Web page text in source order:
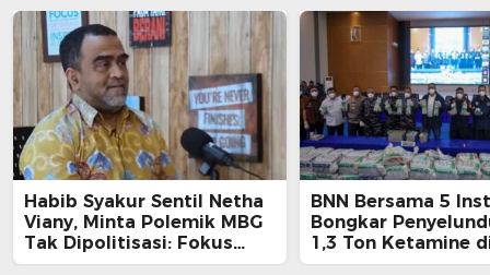
Habib Syakur Sentil Netha
Viany, Minta Polemik MBG
Tak Dipolitisasi: Fokus
pada Gizi Anak Bangsa
BNN Bersama 5
Bongkar
1,3 Ton Ketamine
Perairan Natuna